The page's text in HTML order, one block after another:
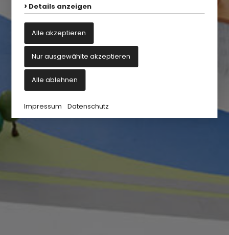
Details anzeigen
Alle akzeptieren
Nur ausgewählte akzeptieren
Alle ablehnen
Impressum Datenschutz